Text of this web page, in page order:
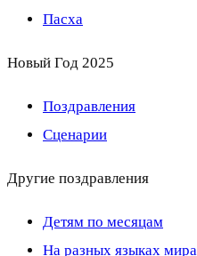
Пасха
Новый Год 2025
Поздравления
Сценарии
Другие поздравления
Детям по месяцам
На разных языках мира